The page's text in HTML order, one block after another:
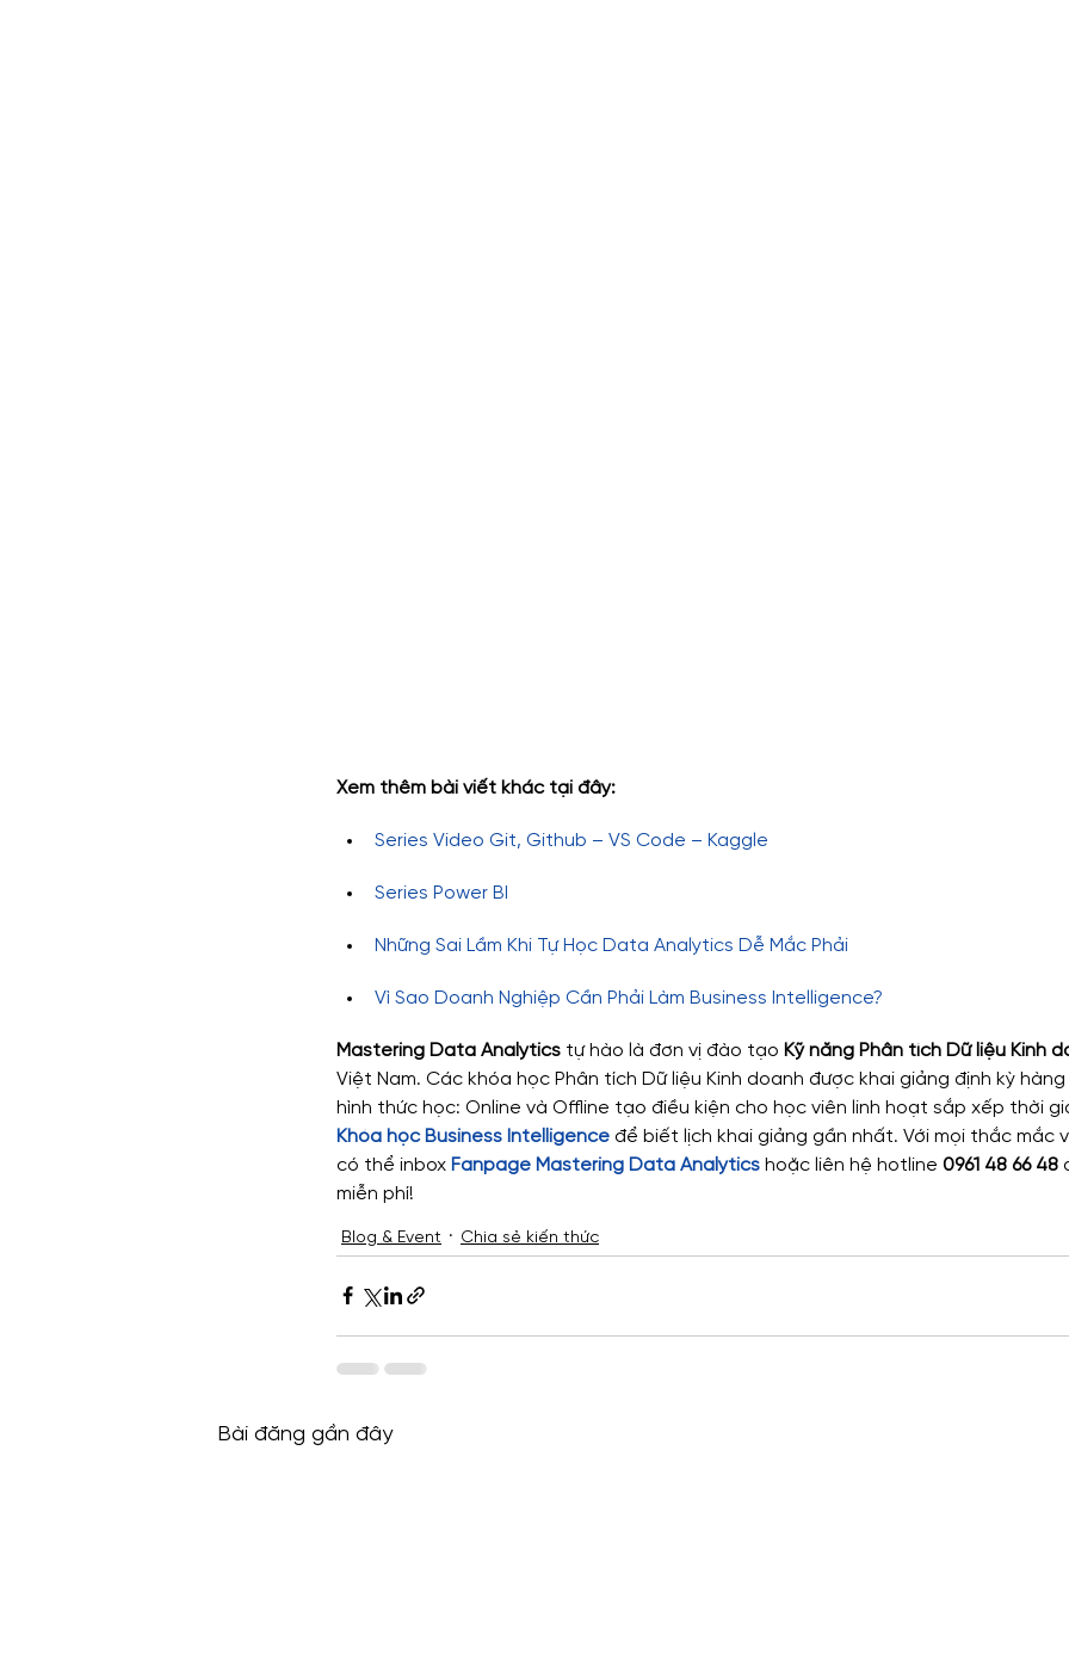
Xem thêm bài viết khác tại đây:
Series Video Git, Github – VS Code – Kaggle
Series Power BI
Những Sai Lầm Khi Tự Học Data Analytics Dễ Mắc Phải
Vì Sao Doanh Nghiệp Cần Phải Làm Business Intelligence?
Mastering Data Analytics tự hào là đơn vị đào tạo Kỹ năng Phân tích Dữ liệu Kinh
Việt Nam. Các khóa học Phân tích Dữ liệu Kinh doanh được khai giảng định kỳ
hình thức học: Online và Offline tạo điều kiện cho học viên linh hoạt sắp xếp thời
Khóa học Business Intelligence để biết lịch khai giảng gần nhất. Với mọi thắc mắc
có thể inbox Fanpage Mastering Data Analytics hoặc liên hệ hotline 0961 48 66 48
miễn phí!
Blog & Event Chia sẻ kiến thức
Bài đăng gần đây